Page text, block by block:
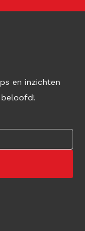
en inzichten
beloofd!